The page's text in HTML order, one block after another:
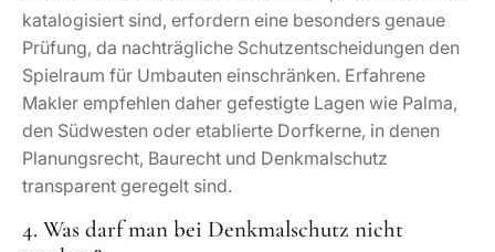
4. Was darf man bei Denkmalschutz nicht
machen?
Bei Denkmalschutz auf Mallorca unterliegen Abriss,
radikale Fassadenänderungen, massive
Aufstockungen ohne städtebaulichen Bezug und
sichtbare technische Installationen strengen Grenzen.
das Straßenbild nicht entstellen und keine Eingriffe